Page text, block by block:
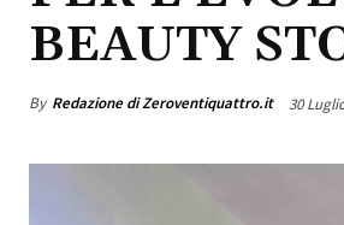
BEAUTY
By Redazione di Zeroventiquattro.it 30